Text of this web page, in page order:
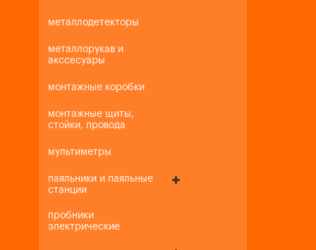
металлодетекторы
металлорукав и
акссесуары
монтажные коробки
монтажные щиты,
стойки, провода
мультиметры
паяльники и паяльные
станции
пробники
электрические